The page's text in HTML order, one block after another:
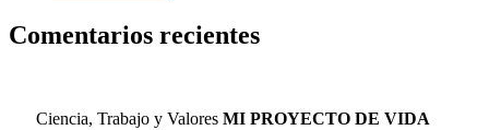
Comentarios recientes
Ciencia, Trabajo y Valores MI PROYECTO DE VIDA